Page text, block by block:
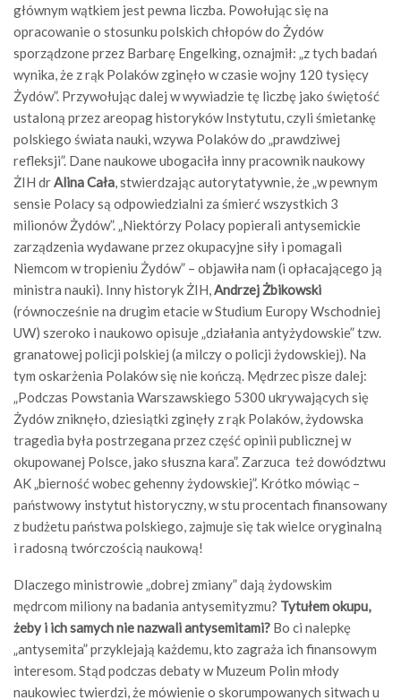
głównym wątkiem jest pewna liczba. Powołując się na
opracowanie o stosunku polskich chłopów do Żydów
sporządzone przez Barbarę Engelking, oznajmił: „z tych badań
wynika, że z rąk Polaków zginęło w czasie wojny 120 tysięcy
Żydów”. Przywołując dalej w wywiadzie tę liczbę jako świętość
ustaloną przez areopag historyków Instytutu, czyli śmietankę
polskiego świata nauki, wzywa Polaków do „prawdziwej
refleksji”. Dane naukowe ubogaciła inny pracownik naukowy
ŻIH drAlina Cała, stwierdzając autorytatywnie, że „w pewnym
sensie Polacy są odpowiedzialni za śmierć wszystkich 3
milionów Żydów”. „Niektórzy Polacy popierali antysemickie
zarządzenia wydawane przez okupacyjne siły i pomagali
Niemcom w tropieniu Żydów” – objawiła nam (i opłacającego ją
ministra nauki). Inny historyk ŻIH,Andrzej Żbikowski
(równocześnie na drugim etacie w Studium Europy Wschodniej
UW) szeroko i naukowo opisuje „działania antyżydowskie” tzw.
granatowej policji polskiej (a milczy o policji żydowskiej). Na
tym oskarżenia Polaków się nie kończą. Mędrzec pisze dalej:
„Podczas Powstania Warszawskiego 5300 ukrywających się
Żydów zniknęło, dziesiątki zginęły z rąk Polaków, żydowska
tragedia była postrzegana przez część opinii publicznej w
okupowanej Polsce, jako słuszna kara”. Zarzuca też dowództwu
AK „bierność wobec gehenny żydowskiej”. Krótko mówiąc –
państwowy instytut historyczny, w stu procentach finansowany
z budżetu państwa polskiego, zajmuje się tak wielce oryginalną
i radosną twórczością naukową!
Dlaczego ministrowie „dobrej zmiany” dają żydowskim
mędrcom miliony na badania antysemityzmu? Tytułem okupu,
żeby i ich samych nie nazwali antysemitami? Bo ci nalepkę
„antysemita” przyklejają każdemu, kto zagraża ich finansowym
interesom. Stąd podczas debaty w Muzeum Polin młody
naukowiec twierdzi, że mówienie o skorumpowanych sitwach u